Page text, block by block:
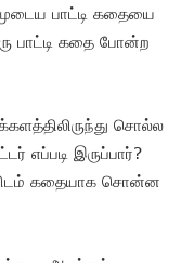
பாட்டி கதையை
பாட்டி கதை போன்ற
சொல்ல
எப்படி இருப்பார்?
கதையாக சொன்ன